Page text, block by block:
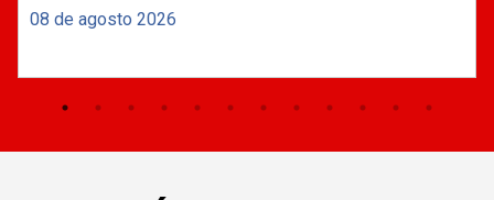
08 de agosto 2026